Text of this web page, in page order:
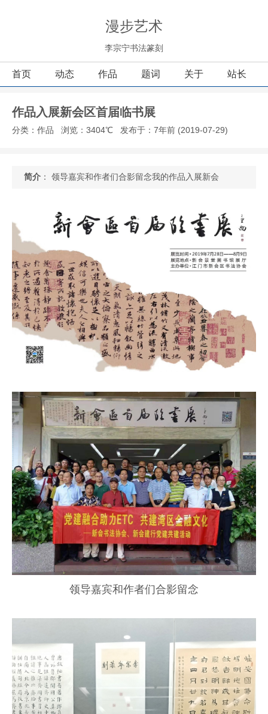
漫步艺术
李宗宁书法篆刻
首页 动态 作品 题词 关于 站长
作品入展新会区首届临书展
分类：作品 浏览：3404℃ 发布于：7年前 (2019-07-29)
简介 ： 领导嘉宾和作者们合影留念我的作品入展新会
领导嘉宾和作者们合影留念